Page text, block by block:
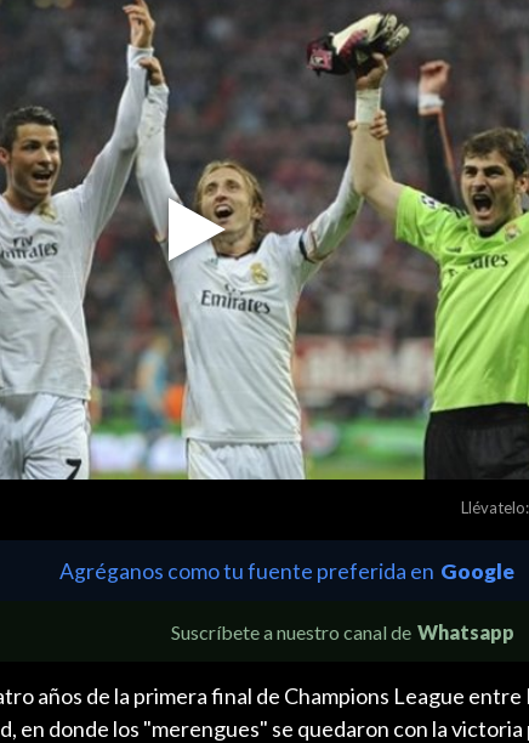
Play
Video
Llévatelo:
Agréganos como tu fuente preferida en Google
Suscríbete a nuestro canal de Whatsapp
años de la primera final de Champions League entre
en donde los "merengues" se quedaron con la victoria